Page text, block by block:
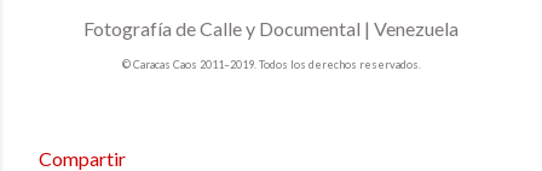
Fotografía de Calle y Documental | Venezuela
© Caracas Caos 2011–2019. Todos los derechos reservados.
Compartir